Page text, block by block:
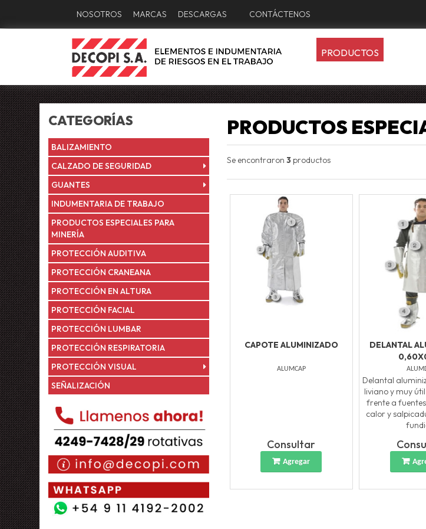
NOSOTROS MARCAS DESCARGAS CONTÁCTENOS
PRODUCTOS
CATEGORÍAS
BALIZAMIENTO
CALZADO DE SEGURIDAD
GUANTES
INDUMENTARIA DE TRABAJO
PRODUCTOS ESPECIALES PARA
MINERÍA
PROTECCIÓN AUDITIVA
PROTECCIÓN CRANEANA
PROTECCIÓN EN ALTURA
PROTECCIÓN FACIAL
PROTECCIÓN LUMBAR
PROTECCIÓN RESPIRATORIA
PROTECCIÓN VISUAL
SEÑALIZACIÓN
PRODUCTOS
Se encontraron 3productos
CAPOTE ALUMINIZADO
ALUMCAP
Consultar
Agregar
DELANTAL
Delantal
liviano y muy
frente a
calor y